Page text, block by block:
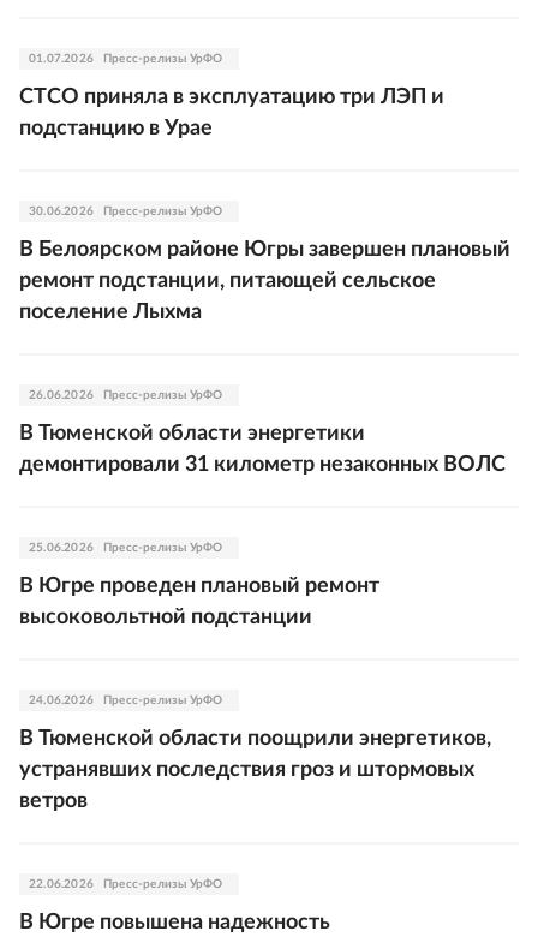
01.07.2026 Пресс-релизы УрФО
СТСО приняла в эксплуатацию три ЛЭП и
подстанцию в Урае
30.06.2026 Пресс-релизы УрФО
В Белоярском районе Югры завершен плановый
ремонт подстанции, питающей сельское
поселение Лыхма
26.06.2026 Пресс-релизы УрФО
В Тюменской области энергетики
демонтировали 31 километр незаконных ВОЛС
25.06.2026 Пресс-релизы УрФО
В Югре проведен плановый ремонт
высоковольтной подстанции
24.06.2026 Пресс-релизы УрФО
В Тюменской области поощрили энергетиков,
устранявших последствия гроз и штормовых
ветров
22.06.2026 Пресс-релизы УрФО
В Югре повышена надежность